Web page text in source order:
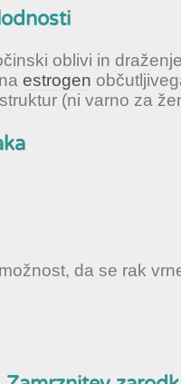
oblivi in
estrogen
(ni varno za
da se rak